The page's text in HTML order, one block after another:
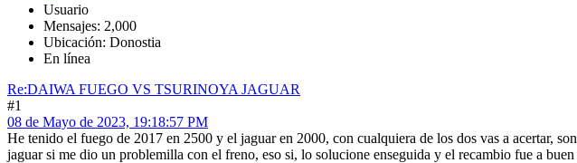
Usuario
Mensajes: 2,000
Ubicación: Donostia
En línea
Re:DAIWA FUEGO VS TSURINOYA JAGUAR
#1
08 de Mayo de 2023, 19:18:57 PM
He tenido el fuego de 2017 en 2500 y el jaguar en 2000, con cualquiera de los dos vas a acertar,
jaguar si me dio un problemilla con el freno, eso si, lo solucione enseguida y el recambio fue a